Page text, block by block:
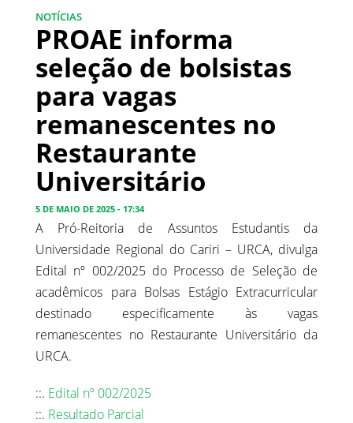
NOTÍCIAS
PROAE informa
seleção de bolsistas
para vagas
remanescentes no
Restaurante
Universitário
5 DE MAIO DE 2025 - 17:34
A Pró-Reitoria de Assuntos Estudantis da
Universidade Regional do Cariri – URCA, divulga
Edital nº 002/2025 do Processo de Seleção de
acadêmicos para Bolsas Estágio Extracurricular
destinado especificamente às vagas
remanescentes no Restaurante Universitário da
URCA.
::. Edital nº 002/2025
::. Resultado Parcial